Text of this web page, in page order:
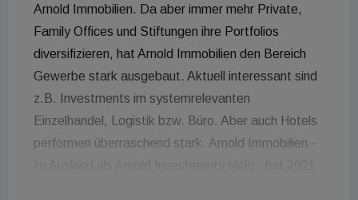
Arnold Immobilien. Da aber immer mehr Private,
Family Offices und Stiftungen ihre Portfolios
diversifizieren, hat Arnold Immobilien den Bereich
Gewerbe stark ausgebaut. Aktuell interessant sind
z.B. Investments im systemrelevanten
Einzelhandel, Logistik bzw. Büro. Aber auch Hotels
performen überraschend stark. Arnold Immobilien -